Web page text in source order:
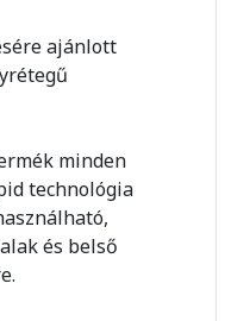
ajánlott
minden
technológia
és belső